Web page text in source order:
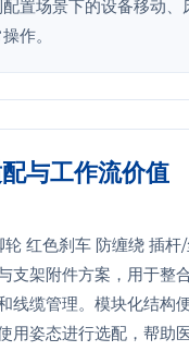
置场景下的设备移动、
作。
与工作流价值
红色刹车 防缠绕 插杆
支架附件方案，用于整
线缆管理。模块化结构
用姿态进行选配，帮助